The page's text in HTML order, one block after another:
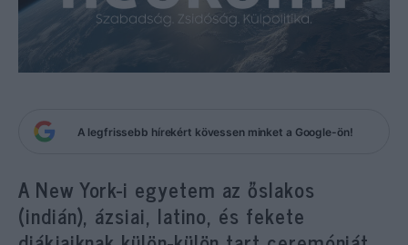
A legfrissebb hírekért kövessen minket a Google-ön!
A New York-i egyetem az őslakos
(indián), ázsiai, latino, és fekete